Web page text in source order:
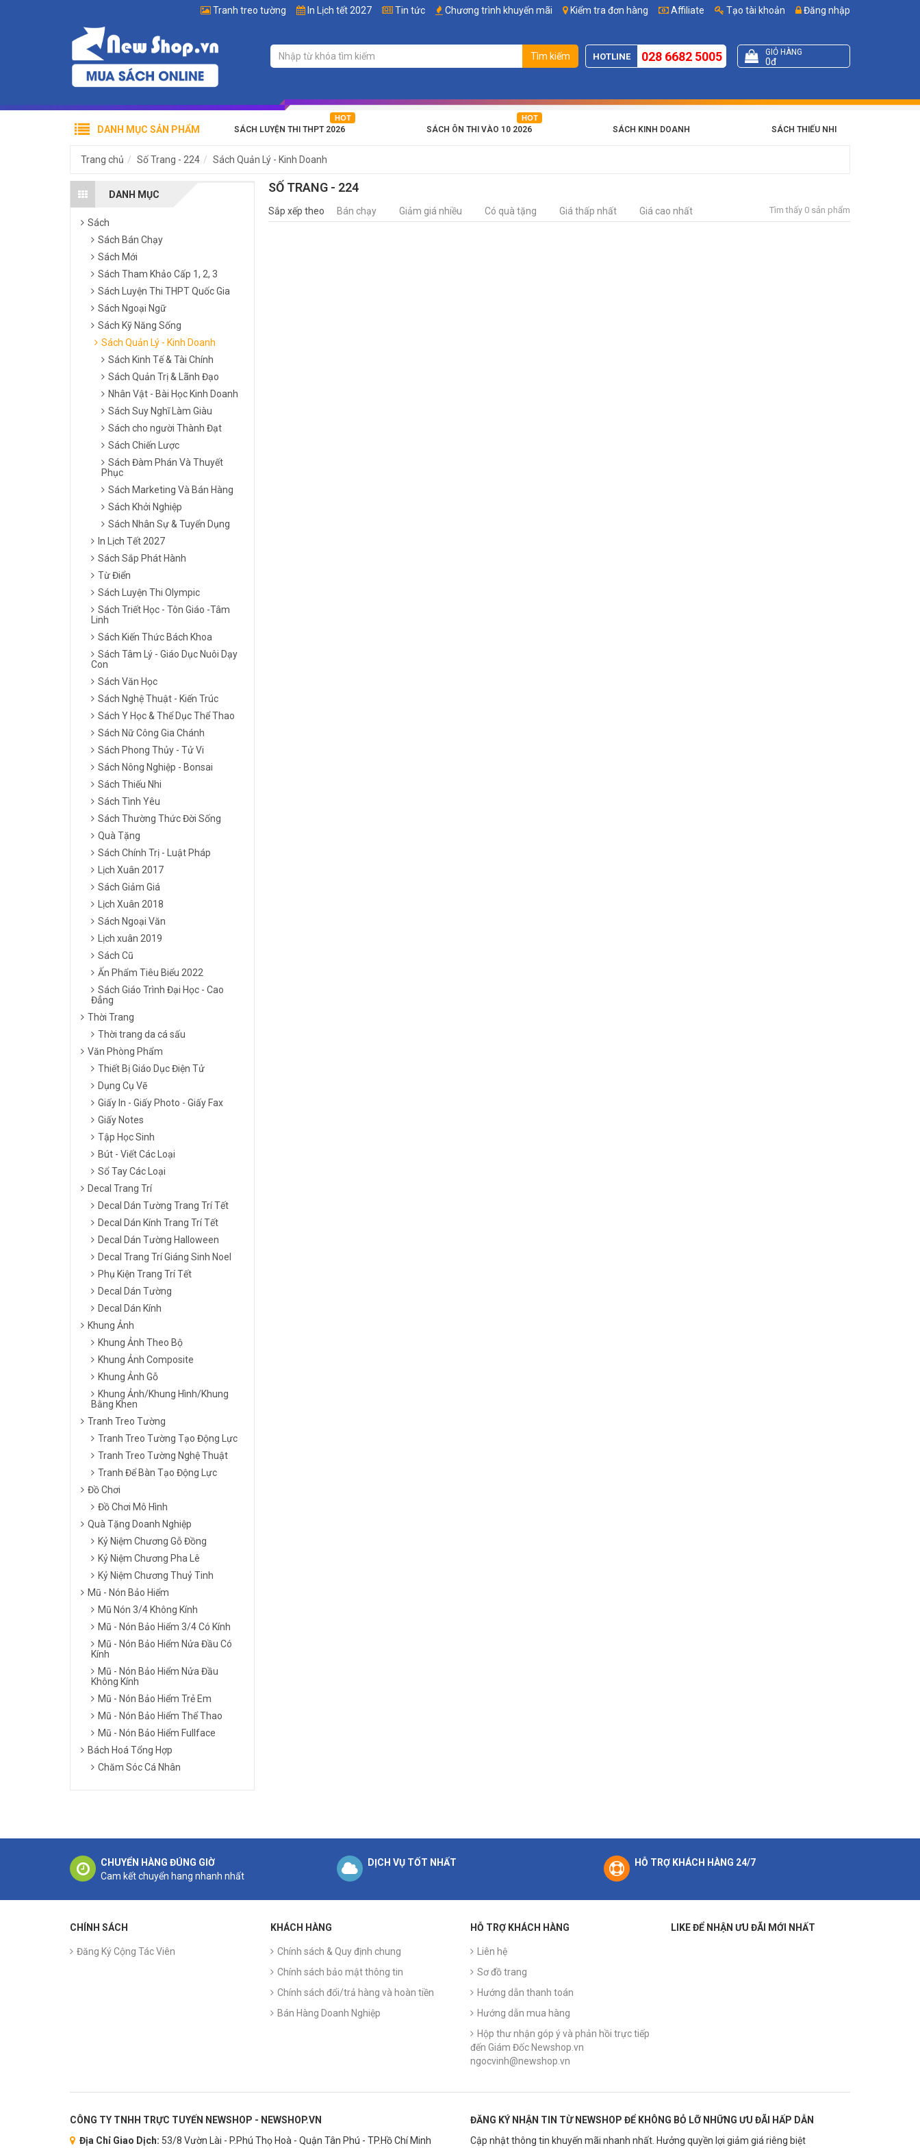
Affiliate Tạo tài khoản Đăng nhập
Tranh treo tường In Lịch tết 2027 Tin tức Chương trình khuyến mãi Kiểm tra đơn hàng
Tìm kiếm HOTLINE 028 6682 5005 GIỎ HÀNG
0đ
SÁCH LUYỆN THI THPT 2026 SÁCH ÔN THI VÀO 10 2026 SÁCH KINH DOANH SÁCH THIẾU NHI
DANH MỤC SẢN PHẨM
Trang chủ Số Trang - 224 Sách Quản Lý - Kinh Doanh
DANH MỤC
Sách
Sách Bán Chạy
Sách Mới
Sách Tham Khảo Cấp 1, 2, 3
Sách Luyện Thi THPT Quốc Gia
Sách Ngoại Ngữ
Sách Kỹ Năng Sống
Sách Quản Lý - Kinh Doanh
Sách Kinh Tế & Tài Chính
Sách Quản Trị & Lãnh Đạo
Nhân Vật - Bài Học Kinh Doanh
Sách Suy Nghĩ Làm Giàu
Sách cho người Thành Đạt
Sách Chiến Lược
Sách Đàm Phán Và Thuyết
Phục
Sách Marketing Và Bán Hàng
Sách Khởi Nghiệp
Sách Nhân Sự & Tuyển Dụng
In Lịch Tết 2027
Sách Sắp Phát Hành
Từ Điển
Sách Luyện Thi Olympic
Sách Triết Học - Tôn Giáo -Tâm
Linh
Sách Kiến Thức Bách Khoa
Sách Tâm Lý - Giáo Dục Nuôi Dạy
Con
Sách Văn Học
Sách Nghệ Thuật - Kiến Trúc
Sách Y Học & Thể Dục Thể Thao
Sách Nữ Công Gia Chánh
Sách Phong Thủy - Tử Vi
Sách Nông Nghiệp - Bonsai
Sách Thiếu Nhi
Sách Tình Yêu
Sách Thường Thức Đời Sống
Quà Tặng
Sách Chính Trị - Luật Pháp
Lịch Xuân 2017
Sách Giảm Giá
Lịch Xuân 2018
Sách Ngoại Văn
Lịch xuân 2019
Sách Cũ
Ấn Phẩm Tiêu Biểu 2022
Sách Giáo Trình Đại Học - Cao
Đẳng
Thời Trang
Thời trang da cá sấu
Văn Phòng Phẩm
Thiết Bị Giáo Dục Điện Tử
Dụng Cụ Vẽ
Giấy In - Giấy Photo - Giấy Fax
Giấy Notes
Tập Học Sinh
Bút - Viết Các Loại
Sổ Tay Các Loại
Decal Trang Trí
Decal Dán Tường Trang Trí Tết
Decal Dán Kính Trang Trí Tết
Decal Dán Tường Halloween
Decal Trang Trí Giáng Sinh Noel
Phụ Kiện Trang Trí Tết
Decal Dán Tường
Decal Dán Kính
Khung Ảnh
Khung Ảnh Theo Bộ
Khung Ảnh Composite
Khung Ảnh Gỗ
Khung Ảnh/Khung Hình/Khung
Bằng Khen
Tranh Treo Tường
Tranh Treo Tường Tạo Động Lực
Tranh Treo Tường Nghệ Thuật
Tranh Để Bàn Tạo Động Lực
Đồ Chơi
Đồ Chơi Mô Hình
Quà Tặng Doanh Nghiệp
Kỷ Niệm Chương Gỗ Đồng
Kỷ Niệm Chương Pha Lê
Kỷ Niệm Chương Thuỷ Tinh
Mũ - Nón Bảo Hiểm
Mũ Nón 3/4 Không Kính
Mũ - Nón Bảo Hiểm 3/4 Có Kính
Mũ - Nón Bảo Hiểm Nửa Đầu Có
Kính
Mũ - Nón Bảo Hiểm Nửa Đầu
Không Kính
Mũ - Nón Bảo Hiểm Trẻ Em
Mũ - Nón Bảo Hiểm Thể Thao
Mũ - Nón Bảo Hiểm Fullface
Bách Hoá Tổng Hợp
Chăm Sóc Cá Nhân
SỐ TRANG - 224
Sắp xếp theo Bán chạy Giảm giá nhiều Có quà tặng Giá thấp nhất Giá cao nhất Tìm thấy 0 sản phẩm
CHUYỂN HÀNG ĐÚNG GIỜ
Cam kết chuyển hang nhanh nhất
DỊCH VỤ TỐT NHẤT HỖ TRỢ KHÁCH HÀNG 24/7
CHÍNH SÁCH
Đăng Ký Cộng Tác Viên
KHÁCH HÀNG
Chính sách & Quy định chung
Chính sách bảo mật thông tin
Chính sách đổi/trả hàng và hoàn tiền
Bán Hàng Doanh Nghiệp
HỖ TRỢ KHÁCH HÀNG
Liên hệ
Sơ đồ trang
Hướng dẫn thanh toán
Hướng dẫn mua hàng
Hộp thư nhận góp ý và phản hồi trực tiếp
đến Giám Đốc Newshop.vn
ngocvinh@newshop.vn
LIKE ĐỂ NHẬN ƯU ĐÃI MỚI NHẤT
CÔNG TY TNHH TRỰC TUYẾN NEWSHOP - NEWSHOP.VN
Địa Chỉ Giao Dịch: 53/8 Vườn Lài - P.Phú Thọ Hoà - Quận Tân Phú - TP.Hồ Chí Minh
ĐĂNG KÝ NHẬN TIN TỪ NEWSHOP ĐỂ KHÔNG BỎ LỠ NHỮNG ƯU ĐÃI HẤP DẪN
Cập nhật thông tin khuyến mãi nhanh nhất. Hưởng quyền lợi giảm giá riêng biệt